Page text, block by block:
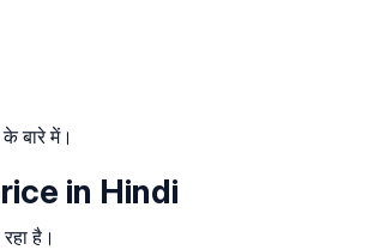
बारे में।
in Hindi
है।